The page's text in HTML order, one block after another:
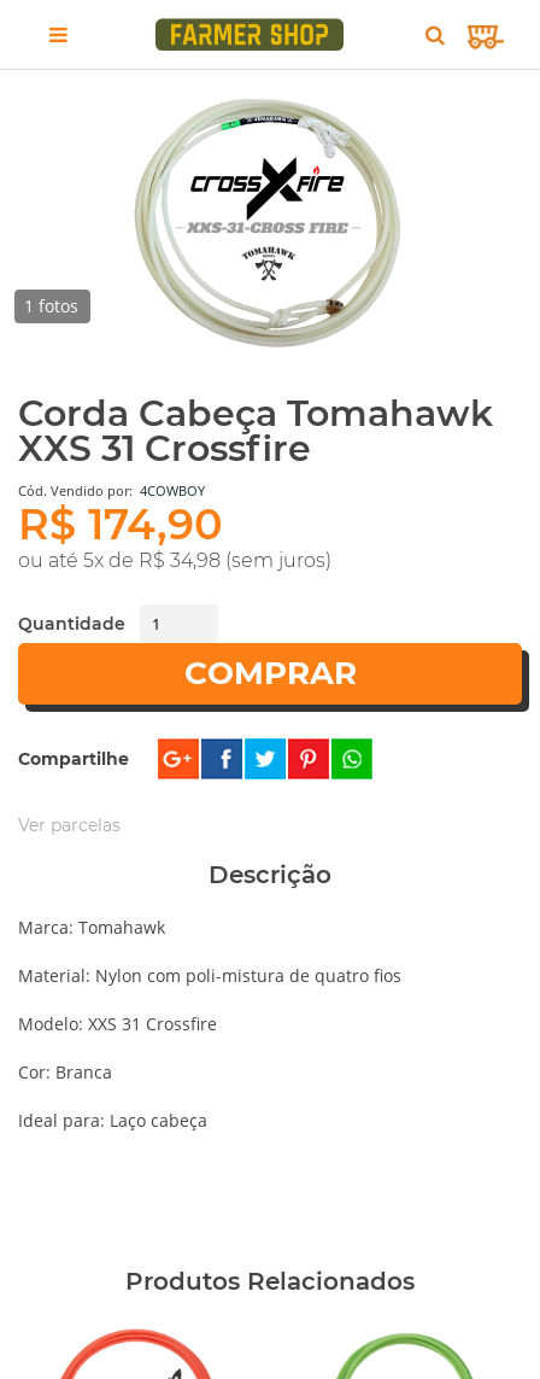
1 fotos
Corda Cabeça Tomahawk
XXS 31 Crossfire
Cód. Vendido por: 4COWBOY
R$ 174,90
ou até 5x de R$ 34,98 (sem juros)
Quantidade
COMPRAR
Compartilhe
Ver parcelas
Descrição
Marca: Tomahawk
Material: Nylon com poli-mistura de quatro fios
Modelo: XXS 31 Crossfire
Cor: Branca
Ideal para: Laço cabeça
Produtos Relacionados